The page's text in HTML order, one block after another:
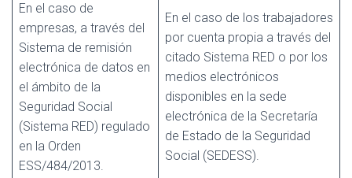
En el caso de
empresas, a través del
Sistema de remisión
electrónica de datos en
el ámbito de la
Seguridad Social
(Sistema RED) regulado
en la Orden
ESS/484/2013.
En el caso de los trabajadores
por cuenta propia a través del
citado Sistema RED o por los
medios electrónicos
disponibles en la sede
electrónica de la Secretaría
de Estado de la Seguridad
Social (SEDESS).